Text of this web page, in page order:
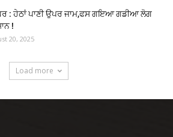
: ਹੇਠਾਂ ਪਾਣੀ ਉਪਰ ਜਾਮ,ਫਸ ਗਇਆ ਗਡੀਆ ਲੋਗ
!
20, 2025
Load more